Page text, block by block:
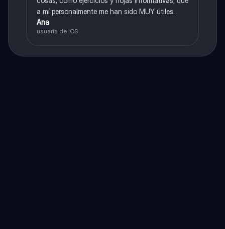
a mí personalmente me han sido MUY útiles.
Ana
usuaria de iOS